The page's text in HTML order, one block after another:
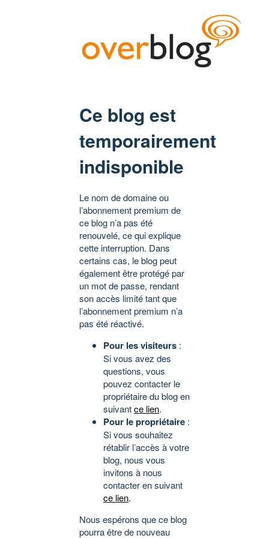
Ce blog est
temporairement
indisponible
Le nom de domaine ou
l’abonnement premium de
ce blog n’a pas été
renouvelé, ce qui explique
cette interruption. Dans
certains cas, le blog peut
également être protégé par
un mot de passe, rendant
son accès limité tant que
l’abonnement premium n’a
pas été réactivé.
Pour les visiteurs :
Si vous avez des
questions, vous
pouvez contacter le
propriétaire du blog en
suivantce lien.
Pour le propriétaire :
Si vous souhaitez
rétablir l’accès à votre
blog, nous vous
invitons à nous
contacter en suivant
ce lien.
Nous espérons que ce blog
pourra être de nouveau